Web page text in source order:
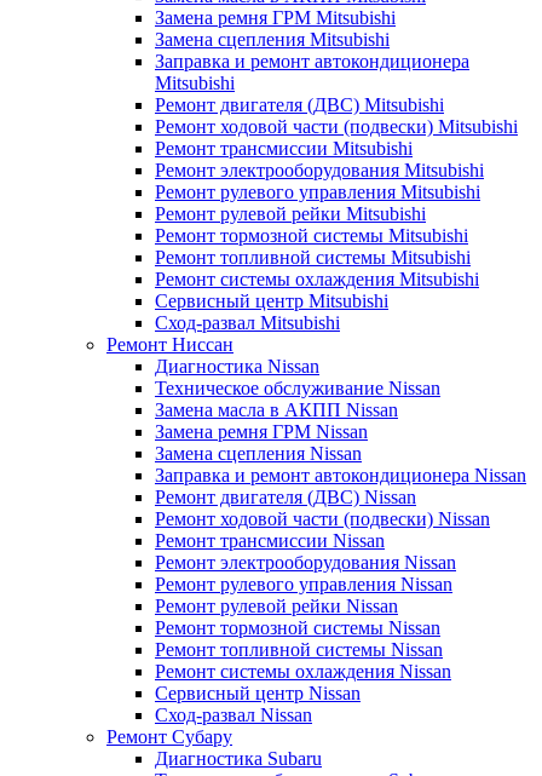
Замена ремня ГРМ Mitsubishi
Замена сцепления Mitsubishi
Заправка и ремонт автокондиционера
Mitsubishi
Ремонт двигателя (ДВС) Mitsubishi
Ремонт ходовой части (подвески) Mitsubishi
Ремонт трансмиссии Mitsubishi
Ремонт электрооборудования Mitsubishi
Ремонт рулевого управления Mitsubishi
Ремонт рулевой рейки Mitsubishi
Ремонт тормозной системы Mitsubishi
Ремонт топливной системы Mitsubishi
Ремонт системы охлаждения Mitsubishi
Сервисный центр Mitsubishi
Сход-развал Mitsubishi
Ремонт Ниссан
Диагностика Nissan
Техническое обслуживание Nissan
Замена масла в АКПП Nissan
Замена ремня ГРМ Nissan
Замена сцепления Nissan
Заправка и ремонт автокондиционера Nissan
Ремонт двигателя (ДВС) Nissan
Ремонт ходовой части (подвески) Nissan
Ремонт трансмиссии Nissan
Ремонт электрооборудования Nissan
Ремонт рулевого управления Nissan
Ремонт рулевой рейки Nissan
Ремонт тормозной системы Nissan
Ремонт топливной системы Nissan
Ремонт системы охлаждения Nissan
Сервисный центр Nissan
Сход-развал Nissan
Ремонт Субару
Диагностика Subaru